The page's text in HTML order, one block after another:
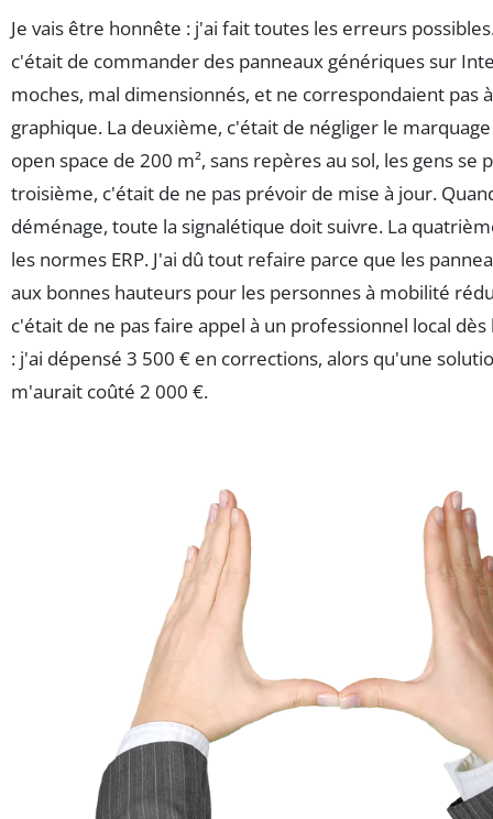
Je vais être honnête : j'ai fait toutes les erreurs
c'était de commander des panneaux génériques sur
moches, mal dimensionnés, et ne correspondaient pas
graphique. La deuxième, c'était de négliger le marquage
open space de 200 m², sans repères au sol, les gens se
troisième, c'était de ne pas prévoir de mise à jour.
déménage, toute la signalétique doit suivre. La
les normes ERP. J'ai dû tout refaire parce que les
aux bonnes hauteurs pour les personnes à mobilité
c'était de ne pas faire appel à un professionnel local
: j'ai dépensé 3 500 € en corrections, alors qu'une
m'aurait coûté 2 000 €.